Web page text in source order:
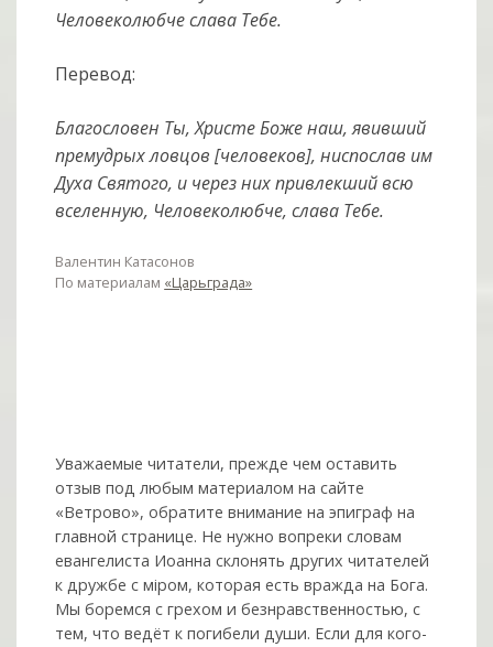
Человеколюбче слава Тебе.
Перевод:
Благословен Ты, Христе Боже наш, явивший
премудрых ловцов [человеков], ниспослав им
Духа Святого, и через них привлекший всю
вселенную, Человеколюбче, слава Тебе.
Валентин Катасонов
По материалам «Царьграда»
Уважаемые читатели, прежде чем оставить
отзыв под любым материалом на сайте
«Ветрово», обратите внимание на эпиграф на
главной странице. Не нужно вопреки словам
евангелиста Иоанна склонять других читателей
к дружбе с мiром, которая есть вражда на Бога.
Мы боремся с грехом и без­нрав­ствен­ностью, с
тем, что ведёт к погибели души. Если для кого-